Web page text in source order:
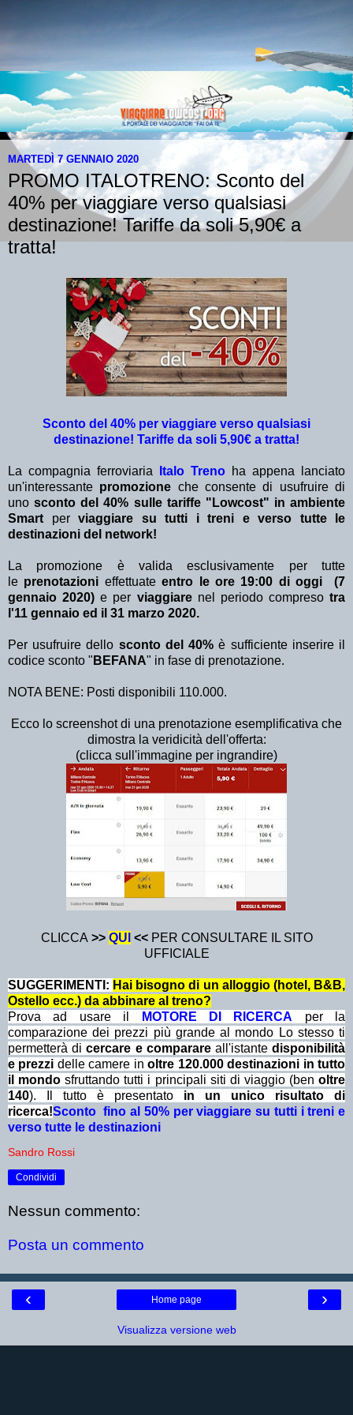
MARTEDÌ 7 GENNAIO 2020
PROMO ITALOTRENO: Sconto del
40% per viaggiare verso qualsiasi
destinazione! Tariffe da soli 5,90€ a
tratta!
Sconto del 40% per viaggiare verso qualsiasi
destinazione! Tariffe da soli 5,90€ a tratta!
La compagnia ferroviaria Italo Treno ha appena lanciato
un'interessante promozione che consente di usufruire di
unosconto del 40% sulle tariffe "Lowcost" in ambiente
Smart perviaggiare su tutti i treni e verso tutte le
destinazioni del network!
La promozione è valida esclusivamente per tutte
le prenotazioni effettuateentro le ore 19:00 di oggi (7
gennaio 2020) e per viaggiare nel periodo compreso tra
l'11 gennaio ed il 31 marzo 2020.
Per usufruire dello sconto del 40% è sufficiente inserire il
codice sconto " BEFANA" in fase di prenotazione.
NOTA BENE: Posti disponibili 110.000.
Ecco lo screenshot di una prenotazione esemplificativa che
dimostra la veridicità dell'offerta:
(clicca sull'immagine per ingrandire)
CLICCA >> QUI << PER CONSULTARE IL SITO
UFFICIALE
SUGGERIMENTI: Hai bisogno di un alloggio (hotel, B&B,
Ostello ecc.) da abbinare al treno?
Prova ad usare il
MOTORE DI RICERCA
per la
comparazione dei prezzi più grande al mondo Lo stesso ti
permetterà dicercare e comparare all'istantedisponibilità
e prezzi delle camere inoltre 120.000 destinazioni in tutto
il mondo sfruttando tutti i principali siti di viaggio (benoltre
140). Il tutto è presentato in un unico risultato di
ricerca!Sconto fino al 50% per viaggiare su tutti i treni e
verso tutte le destinazioni
Sandro Rossi
Condividi
Nessun commento:
Posta un commento
‹ ›
Home page
Visualizza versione web